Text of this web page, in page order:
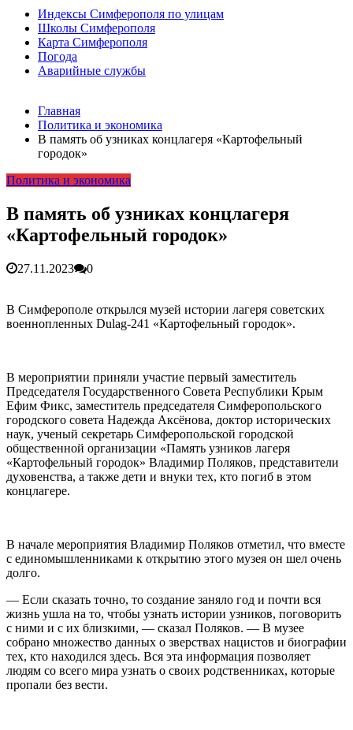
Индексы Симферополя по улицам
Школы Симферополя
Карта Симферополя
Погода
Аварийные службы
После атаки БПЛА на поезд Москва–Симферополь в
Крыму эвакуировали всех пассажиро...08.06.2026
Услуги дератизации в Симферополе и Крыму — цены,
Правительство России выделит Крыму дополнительные
Более 25 тысяч «квадратов» преобразятся в ближайшее
время...26.02.2026
В Симферополе очищают реку Салгир: работы ведутся
Главная
Политика и экономика
В память об узниках концлагеря «Картофельный
городок»
Политика и экономика
В память об узниках концлагеря
«Картофельный городок»
27.11.2023 0
В Симферополе открылся музей истории лагеря советских
военнопленных Dulag-241 «Картофельный городок».
В мероприятии приняли участие первый заместитель
Председателя Государственного Совета Республики Крым
Ефим Фикс, заместитель председателя Симферопольского
городского совета Надежда Аксёнова, доктор исторических
наук, ученый секретарь Симферопольской городской
общественной организации «Память узников лагеря
«Картофельный городок» Владимир Поляков, представители
духовенства, а также дети и внуки тех, кто погиб в этом
концлагере.
В начале мероприятия Владимир Поляков отметил, что вместе
с единомышленниками к открытию этого музея он шел очень
долго.
— Если сказать точно, то создание заняло год и почти вся
жизнь ушла на то, чтобы узнать истории узников, поговорить
с ними и с их близкими, — сказал Поляков. — В музее
собрано множество данных о зверствах нацистов и биографии
тех, кто находился здесь. Вся эта информация позволяет
людям со всего мира узнать о своих родственниках, которые
пропали без вести.